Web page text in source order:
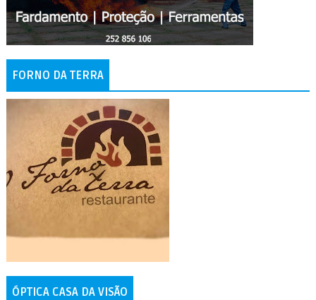
FORNO DA TERRA
ÓPTICA CASA DA VISÃO